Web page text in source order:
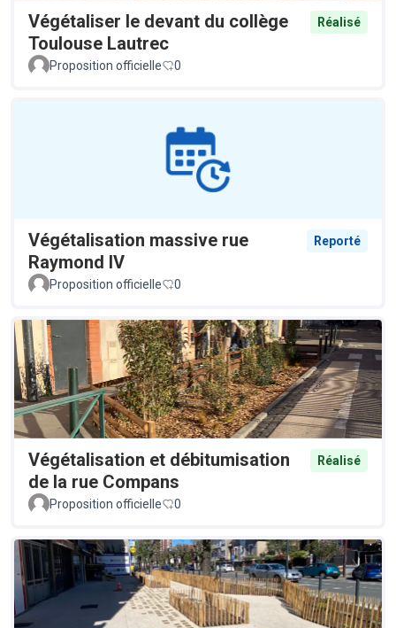
Végétaliser le devant du collège
Toulouse Lautrec
Réalisé
Proposition officielle 0
Végétalisation massive rue
Raymond IV
Reporté
Proposition officielle 0
Végétalisation et débitumisation
de la rue Compans
Réalisé
Proposition officielle 0